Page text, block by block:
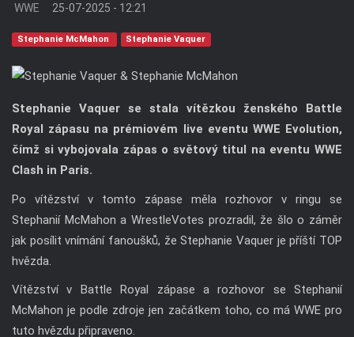
WWE 25-07-2025 - 12:21
Stephanie McMahon Stephanie Vaquer
Stephanie Vaquer se stala vítězkou ženského Battle
Royal zápasu na prémiovém live eventu WWE Evolution,
čímž si vybojovala zápas o světový titul na eventu WWE
Clash in Paris.
Po vítězství v tomto zápase měla rozhovor v ringu se
Stephanií McMahon a WrestleVotes prozradil, že šlo o záměr
jak posílit vnímání fanoušků, že Stephanie Vaquer je příští TOP
hvězda.
Vítězství v Battle Royal zápase a rozhovor se Stephanií
McMahon je podle zdroje jen začátkem toho, co má WWE pro
tuto hvězdu připraveno.